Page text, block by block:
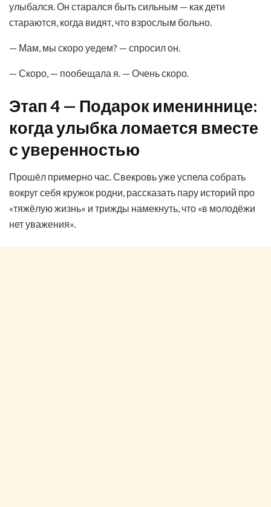
улыбался. Он старался быть сильным — как дети
стараются, когда видят, что взрослым больно.
— Мам, мы скоро уедем? — спросил он.
— Скоро, — пообещала я. — Очень скоро.
Этап 4 — Подарок имениннице:
когда улыбка ломается вместе
с уверенностью
Прошёл примерно час. Свекровь уже успела собрать
вокруг себя кружок родни, рассказать пару историй про
«тяжёлую жизнь» и трижды намекнуть, что «в молодёжи
нет уважения».